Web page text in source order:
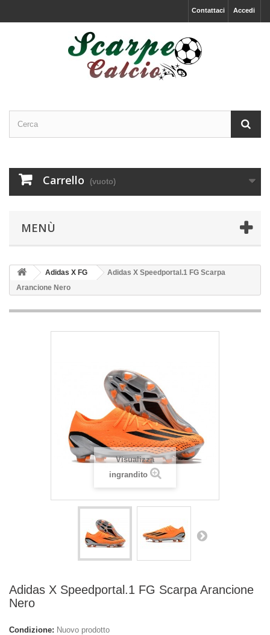
Accedi
Contattaci
Carrello (vuoto)
MENÙ
Adidas X FG
Adidas X Speedportal.1 FG Scarpa
Arancione Nero
Visualizza
ingrandito
Adidas X Speedportal.1 FG Scarpa Arancione
Nero
Condizione: Nuovo prodotto